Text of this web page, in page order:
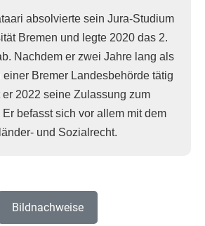
absolvierte sein Jura-Studium
Bremen und legte 2020 das 2.
Nachdem er zwei Jahre lang als
einer Bremer Landesbehörde tätig
er 2022 seine Zulassung zum
befasst sich vor allem mit dem
und Sozialrecht.
Bildnachweise